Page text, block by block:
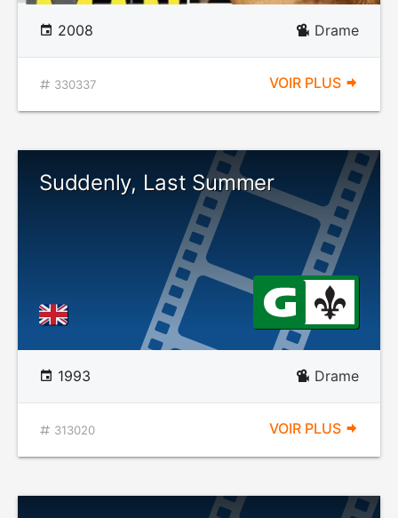
2008 Drame
330337 VOIR PLUS
Suddenly, Last Summer
1993 Drame
313020 VOIR PLUS